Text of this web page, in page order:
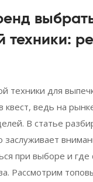
техники:
техники для
квест, ведь на
В статье
при выборе и где
Рассмотрим